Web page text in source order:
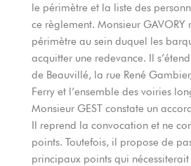
le périmètre et la liste des
ce règlement. Monsieur GAVORY
périmètre au sein duquel les
acquitter une redevance. Il
de Beauvillé, la rue René
Ferry et l’ensemble des voiries
Monsieur GEST constate un
Il reprend la convocation et ne
points. Toutefois, il propose de
principaux points qui